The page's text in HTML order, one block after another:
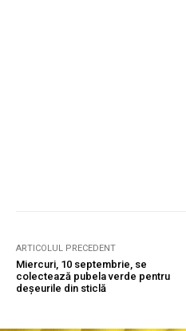
ARTICOLUL PRECEDENT
Miercuri, 10 septembrie, se
colectează pubela verde pentru
deșeurile din sticlă